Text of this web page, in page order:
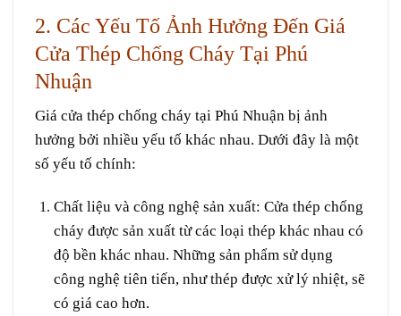
2. Các Yếu Tố Ảnh Hưởng Đến Giá
Cửa Thép Chống Cháy Tại Phú
Nhuận
Giá cửa thép chống cháy tại Phú Nhuận bị ảnh
hưởng bởi nhiều yếu tố khác nhau. Dưới đây là một
số yếu tố chính:
Chất liệu và công nghệ sản xuất: Cửa thép chống
cháy được sản xuất từ các loại thép khác nhau có
độ bền khác nhau. Những sản phẩm sử dụng
công nghệ tiên tiến, như thép được xử lý nhiệt, sẽ
có giá cao hơn.